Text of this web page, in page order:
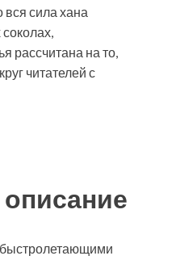
вся сила хана
рассчитана на то,
читателей с